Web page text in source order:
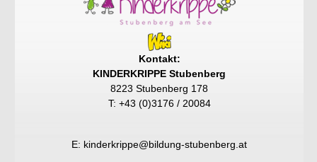
Kontakt:
KINDERKRIPPE Stubenberg
8223 Stubenberg 178
T: +43 (0)3176 / 20084
E: kinderkrippe@bildung-stubenberg.at